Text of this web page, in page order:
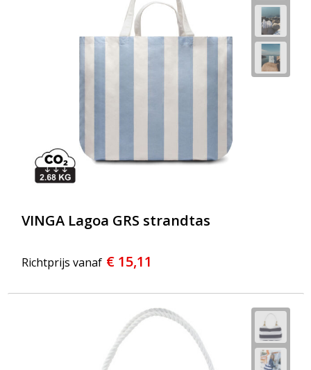
VINGA Lagoa GRS strandtas
Richtprijs vanaf € 15,11